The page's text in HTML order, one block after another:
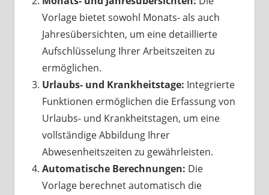
Vorlage bietet sowohl Monats- als auch
Jahresübersichten, um eine detaillierte
Aufschlüsselung Ihrer Arbeitszeiten zu
ermöglichen.
Urlaubs- und Krankheitstage: Integrierte
Funktionen ermöglichen die Erfassung von
Urlaubs- und Krankheitstagen, um eine
vollständige Abbildung Ihrer
Abwesenheitszeiten zu gewährleisten.
Automatische Berechnungen: Die
Vorlage berechnet automatisch die